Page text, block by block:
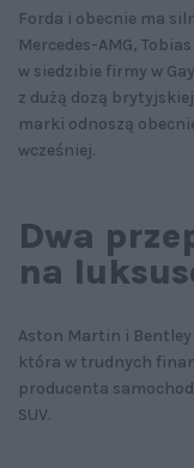
Forda i obecnie ma
Mercedes-AMG,
w siedzibie firmy w
z dużą dozą
marki odnoszą
wcześniej.
Dwa
na
Aston Martin i
która w trudnych
producenta
SUV.